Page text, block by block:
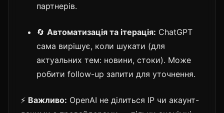
партнерів.
🔄 Автоматизація та ітерація: ChatGPT
сама вирішує, коли шукати (для
актуальних тем: новини, стоки). Може
робити follow-up запити для уточнення.
⚡ Важливо: OpenAI не ділиться IP чи акаунт-